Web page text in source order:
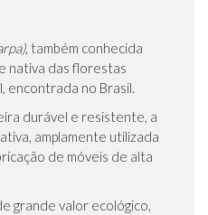
, também conhecida
nativa das florestas
encontrada no Brasil.
durável e resistente, a
amplamente utilizada
de móveis de alta
grande valor ecológico,